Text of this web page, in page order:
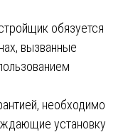
обязуется
вызванные
необходимо
установку